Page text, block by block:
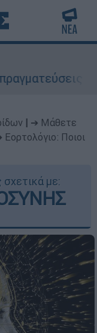
και
➔ Μάθετε
Εορτολόγιο: Ποιοι
σχετικά με: